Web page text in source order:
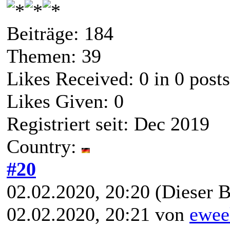
Beiträge: 184
Themen: 39
Likes Received: 0 in 0 posts
Likes Given: 0
Registriert seit: Dec 2019
Country:
#20
02.02.2020, 20:20 (Dieser
02.02.2020, 20:21 von